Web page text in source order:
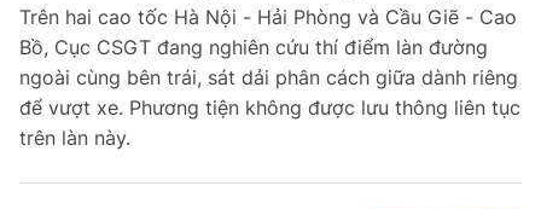
Trên hai cao tốc Hà Nội - Hải Phòng và Cầu Giẽ - Cao
Bồ, Cục CSGT đang nghiên cứu thí điểm làn đường
ngoài cùng bên trái, sát dải phân cách giữa dành riêng
để vượt xe. Phương tiện không được lưu thông liên tục
trên làn này.